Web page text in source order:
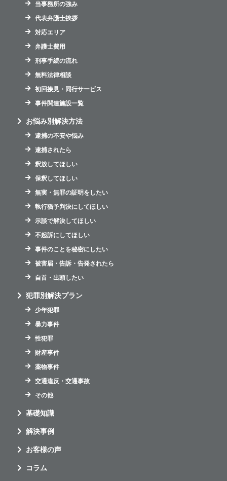
当事務所の強み
代表弁護士挨拶
対応エリア
弁護士費用
刑事手続の流れ
無料法律相談
初回接見・同行サービス
事件関連施設一覧
お悩み別解決方法
逮捕の不安や悩み
逮捕されたら
釈放してほしい
保釈してほしい
無実・無罪の証明をしたい
執行猶予判決にしてほしい
示談で解決してほしい
不起訴にしてほしい
事件のことを秘密にしたい
被害届・告訴・告発されたら
自首・出頭したい
犯罪別解決プラン
少年犯罪
暴力事件
性犯罪
財産事件
薬物事件
交通違反・交通事故
その他
基礎知識
解決事例
お客様の声
コラム